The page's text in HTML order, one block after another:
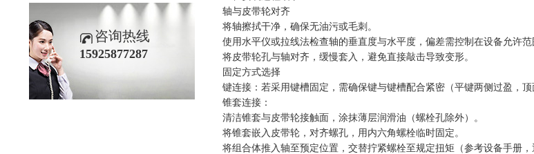
咨询热线
15925877287
轴与皮带轮对齐
将轴擦拭干净，确保无油污或毛刺。
使用水平仪或拉线法检查轴的垂直度与水平度，偏差需控制在设备允许范
将皮带轮孔与轴对齐，缓慢套入，避免直接敲击导致变形。
固定方式选择
键连接：若采用键槽固定，需确保键与键槽配合紧密（平键两侧过盈，
锥套连接：
清洁锥套与皮带轮接触面，涂抹薄层润滑油（螺栓孔除外）。
将锥套嵌入皮带轮，对齐螺孔，用内六角螺栓临时固定。
将组合体推入轴至预定位置，交替拧紧螺栓至规定扭矩（参考设备手册，